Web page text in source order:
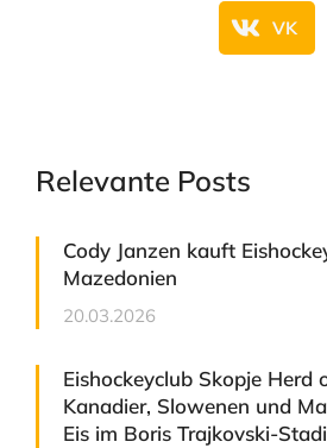
VK
Relevante Posts
Cody Janzen kauft
Mazedonien
20.03.2026
Eishockeyclub Skopje Herd
Kanadier, Slowenen und
Eis im Boris Trajkovski-